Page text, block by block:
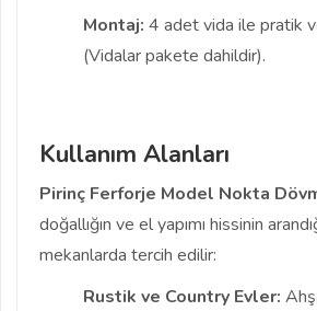
Montaj: 4 adet vida ile pratik
(Vidalar pakete dahildir).
Kullanım Alanları
Pirinç Ferforje Model Nokta
doğallığın ve el yapımı hissinin
mekanlarda tercih edilir:
Rustik ve Country Evler: